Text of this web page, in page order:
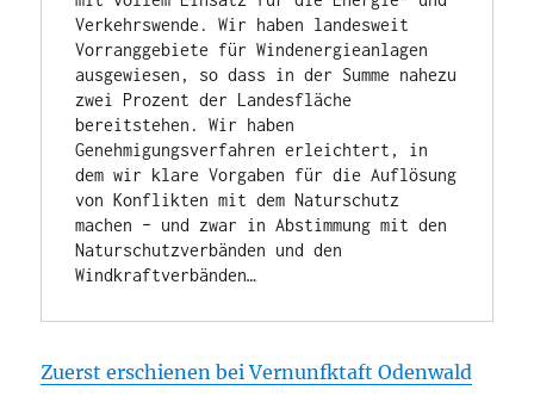
Verkehrswende. Wir haben landesweit
Vorranggebiete für Windenergieanlagen
ausgewiesen, so dass in der Summe nahezu
zwei Prozent der Landesfläche
bereitstehen. Wir haben
Genehmigungsverfahren erleichtert, in
dem wir klare Vorgaben für die Auflösung
von Konflikten mit dem Naturschutz
machen – und zwar in Abstimmung mit den
Naturschutzverbänden und den
Windkraftverbänden…
Zuerst erschienen bei Vernunfktaft Odenwald